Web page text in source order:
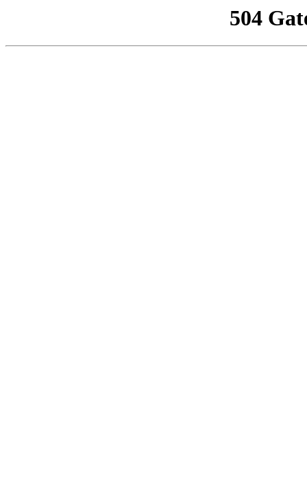
504